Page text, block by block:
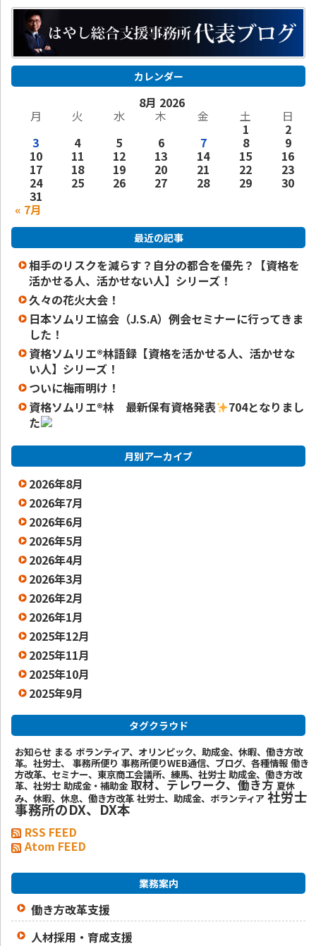
カレンダー
8月 2026
月 火 水 木 金 土 日
« 7月
1 2
3 4 5 6 7 8 9
10 11 12 13 14 15 16
17 18 19 20 21 22 23
24 25 26 27 28 29 30
31
最近の記事
相手のリスクを減らす？自分の都合を優先？【資格を
活かせる人、活かせない人】シリーズ！
久々の花火大会！
日本ソムリエ協会（J.S.A）例会セミナーに行ってきま
した！
資格ソムリエ®️林語録【資格を活かせる人、活かせな
い人】シリーズ！
ついに梅雨明け！
資格ソムリエ®️林 最新保有資格発表
704となりまし
た
月別アーカイブ
2026年8月
2026年7月
2026年6月
2026年5月
2026年4月
2026年3月
2026年2月
2026年1月
2025年12月
2025年11月
2025年10月
2025年9月
タグクラウド
お知らせ まる ボランティア、オリンピック、助成金、休暇、働き方改
革。社労士、
事務所便り 事務所便りWEB通信、ブログ、各種情報 働き
方改革、セミナー、東京商工会議所、練馬、社労士 助成金、働き方改
革、社労士 助成金・補助金 取材、テレワーク、働き方 夏休
み、休暇、休息、働き方改革 社労士、助成金、ボランティア 社労士
事務所のDX、DX本
RSS FEED
Atom FEED
業務案内
働き方改革支援
人材採用・育成支援